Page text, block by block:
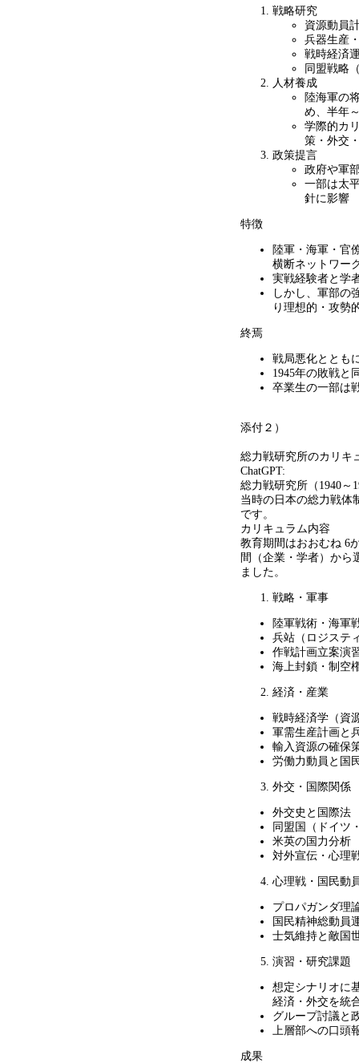
戦略研究
資源動員
兵器生産
戦時経済
同盟戦略
人材養成
陸海軍の
め、半年
学際的カ
策・外交
政策提言
政府や軍
一部は太
針に影響
特徴
陸軍・海軍・官
横断ネットワー
実戦経験者と学
しかし、軍部の
り理想的・攻勢
終焉
戦局悪化ととも
1945年の敗戦と
卒業生の一部は
添付２）
総力戦研究所のカリキ
ChatGPT:
総力戦研究所（ 1940 ～
当時の日本の総力戦体
です。
カリキュラム内容
教育期間はおおむね 6
間（企業・学者）から
ました。
戦略・軍事
陸軍戦術・海軍
兵站（ロジステ
作戦計画立案演
海上封鎖・制空
経済・産業
戦時経済学（資
軍需生産計画と
輸入資源の確保
労働力動員と国
外交・国際関係
外交史と国際法
同盟国（ドイツ
米英の国力分析
対外宣伝・心理
心理戦・国民動
プロパガンダ理
国民精神総動員
士気維持と敵国
演習・研究課題
想定シナリオに
経済・外交を統
グループ討議と
上層部への口頭
成果